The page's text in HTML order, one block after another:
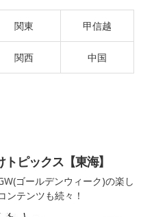
関東 甲信越
関西 中国
ピックス【東海】
ゴールデンウィーク)の楽し
ンテンツも続々！